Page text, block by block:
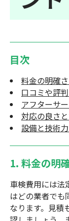
目次
料金の明確
口コミや評
アフターサ
対応の良さ
設備と技術
1. 料金の明
車検費用には法
はどの業者でも
なります。見積